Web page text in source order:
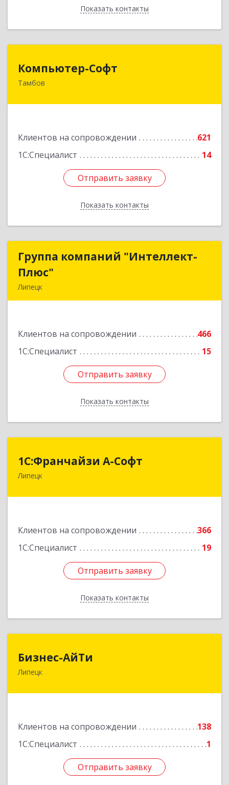
Показать контакты
Назад
Компьютер-Софт
Тамбов
Клиентов на сопровождении
621
1С:Специалист
14
Отправить заявку
Показать контакты
392000, Тамбовская обл, Тамбов г, Советская
Отправить заявку
Назад
Группа компаний "Интеллект-
Плюс"
Липецк
Клиентов на сопровождении
466
1С:Специалист
15
Отправить заявку
Показать контакты
Группа компаний "Интеллект-
Подробнее
Отправить заявку
Назад
1С:Франчайзи А-Софт
Липецк
Клиентов на сопровождении
366
1С:Специалист
19
Отправить заявку
Показать контакты
1С:Франчайзи А-Софт
398059, Липецкая обл, Липецк г, Фрунзе ул,
Отправить заявку
Назад
Бизнес-АйТи
Липецк
Клиентов на сопровождении
138
1С:Специалист
1
Отправить заявку
398008, Липецкая обл, Липецк г, 50 лет НЛМК
Отправить заявку